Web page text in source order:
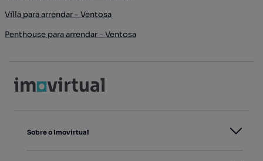
Villa para arrendar - Ventosa
Penthouse para arrendar - Ventosa
Sobre o Imovirtual